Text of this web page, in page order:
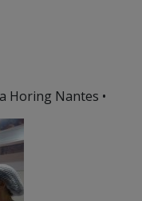
Horing Nantes •